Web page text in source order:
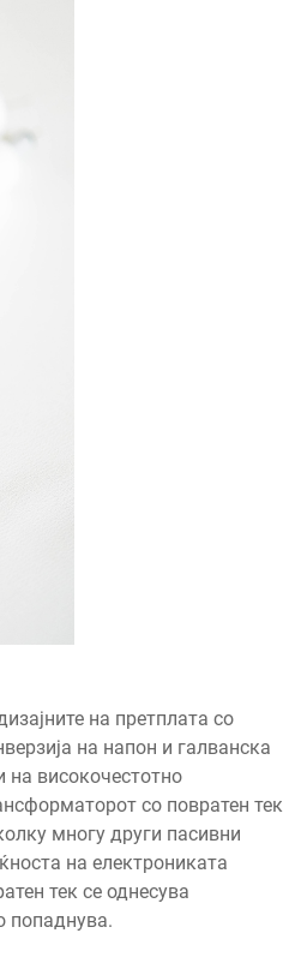
на претплата со
на напон и галванска
на високочестотно
со повратен тек
многу други пасивни
на електрониката
тек се однесува
попаднува.